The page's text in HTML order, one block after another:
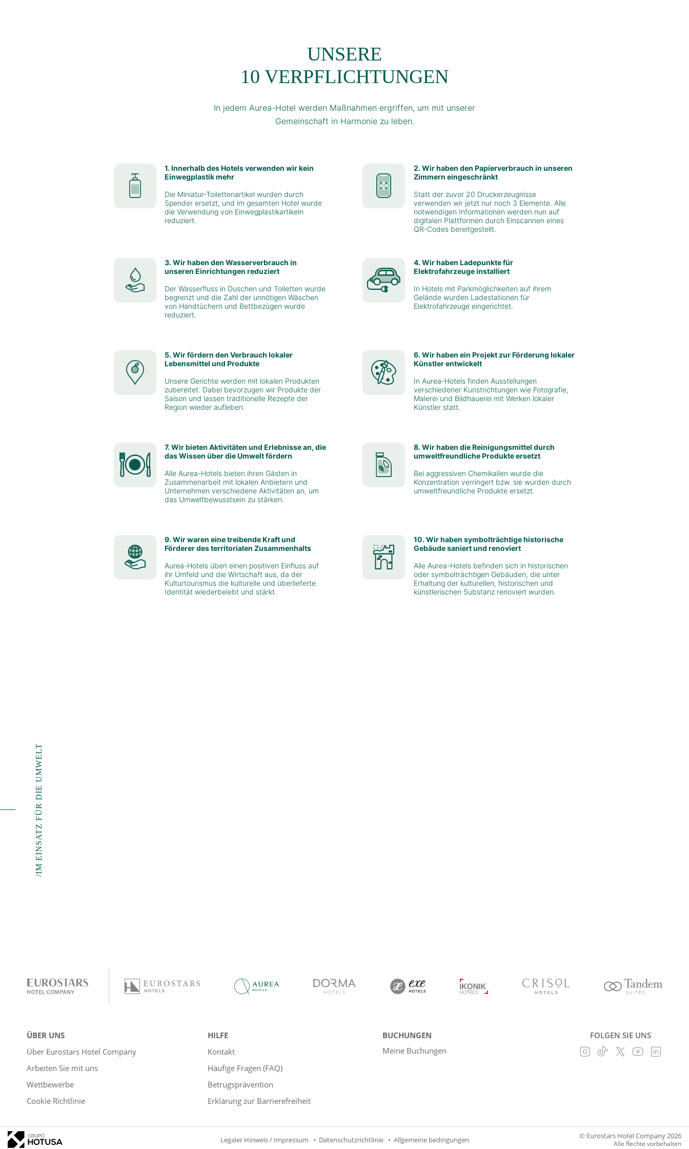
UNSERE
10 VERPFLICHTUNGEN
In jedem Aurea-Hotel werden Maßnahmen ergriffen, um mit unserer
Gemeinschaft in Harmonie zu leben.
1. Innerhalb des Hotels verwenden wir kein
Einwegplastik mehr
Die Miniatur-Toilettenartikel wurden durch
Spender ersetzt, und im gesamten Hotel wurde
die Verwendung von Einwegplastikartikeln
reduziert.
2. Wir haben den Papierverbrauch in unseren
Zimmern eingeschränkt
Statt der zuvor 20 Druckerzeugnisse
verwenden wir jetzt nur noch 3 Elemente. Alle
notwendigen Informationen werden nun auf
digitalen Plattformen durch Einscannen eines
QR-Codes bereitgestellt.
3. Wir haben den Wasserverbrauch in
unseren Einrichtungen reduziert
Der Wasserfluss in Duschen und Toiletten wurde
begrenzt und die Zahl der unnötigen Wäschen
von Handtüchern und Bettbezügen wurde
reduziert.
4. Wir haben Ladepunkte für
Elektrofahrzeuge installiert
In Hotels mit Parkmöglichkeiten auf ihrem
Gelände wurden Ladestationen für
Elektrofahrzeuge eingerichtet.
5. Wir fördern den Verbrauch lokaler
Lebensmittel und Produkte
Unsere Gerichte werden mit lokalen Produkten
zubereitet. Dabei bevorzugen wir Produkte der
Saison und lassen traditionelle Rezepte der
Region wieder aufleben.
6. Wir haben ein Projekt zur Förderung lokaler
Künstler entwickelt
In Aurea-Hotels finden Ausstellungen
verschiedener Kunstrichtungen wie Fotografie,
Malerei und Bildhauerei mit Werken lokaler
Künstler statt.
7. Wir bieten Aktivitäten und Erlebnisse an, die
das Wissen über die Umwelt fördern
Alle Aurea-Hotels bieten ihren Gästen in
Zusammenarbeit mit lokalen Anbietern und
Unternehmen verschiedene Aktivitäten an, um
das Umweltbewusstsein zu stärken.
8. Wir haben die Reinigungsmittel durch
umweltfreundliche Produkte ersetzt
Bei aggressiven Chemikalien wurde die
Konzentration verringert bzw. sie wurden durch
umweltfreundliche Produkte ersetzt.
9. Wir waren eine treibende Kraft und
Förderer des territorialen Zusammenhalts
Aurea-Hotels üben einen positiven Einfluss auf
ihr Umfeld und die Wirtschaft aus, da der
Kulturtourismus die kulturelle und überlieferte
Identität wiederbelebt und stärkt.
10. Wir haben symbolträchtige historische
Gebäude saniert und renoviert
Alle Aurea-Hotels befinden sich in historischen
oder symbolträchtigen Gebäuden, die unter
Erhaltung der kulturellen, historischen und
künstlerischen Substanz renoviert wurden.
/IM EINSATZ FÜR DIE UMWELT
ÜBER UNS
Über Eurostars Hotel Company
Arbeiten Sie mit uns
Wettbewerbe
Cookie Richtlinie
HILFE
Kontakt
Häufige Fragen (FAQ)
Betrugsprävention
Erklärung zur Barrierefreiheit
BUCHUNGEN
Meine Buchungen
FOLGEN SIE UNS
Legaler Hinweis / Impressum Datenschutzrichtlinie Allgemeine bedingungen © Eurostars Hotel Company 2026
Alle Rechte vorbehalten